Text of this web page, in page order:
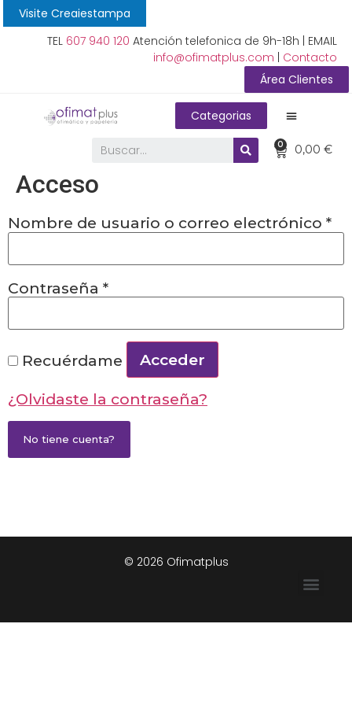
Visite Creaiestampa
TEL 607 940 120 Atención telefonica de 9h-18h | EMAIL
info@ofimatplus.com
Contacto
Área Clientes
Categorias
0,00€
0
Acceso
Nombre de usuario o correo electrónico *
Contraseña *
Recuérdame Acceder
¿Olvidaste la contraseña?
No tiene cuenta?
© 2026 Ofimatplus